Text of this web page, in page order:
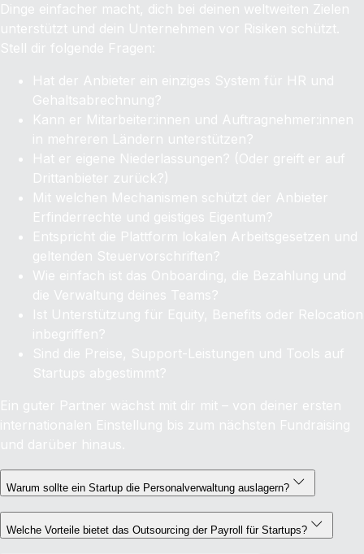
Dinge einfacher macht, dich bei deinen weltweiten Zielen
unterstützt und dein Unternehmen vor Risiken schützt.
Stell dir folgende Fragen:
Hat der Anbieter ein einziges System für HR und
Gehaltsabrechnung?
Kann er Mitarbeiter:innen und Auftragnehmer:innen
in mehreren Ländern unterstützen?
Hat er eigene Niederlassungen? (Oder greift er auf
Drittanbieter zurück?)
Mit welchen Mechanismen schützt der Anbieter
Erfinderrechte und geistiges Eigentum?
Entspricht die Plattform lokalen Arbeitsgesetzen und
geltenden Steuervorschriften?
Wie einfach ist das Onboarding, die Bezahlung und
die Verwaltung deines Teams?
Ist Unterstützung für Equity, Benefits oder Relocation
inbegriffen?
Sind die Preise, Support-Leistungen und Tools auf
Startups abgestimmt?
Ein guter Partner wächst mit dir mit – von deiner ersten
internationalen Einstellung bis zum nächsten Fundraising
und darüber hinaus.
Warum sollte ein Startup die Personalverwaltung auslagern?
Welche Vorteile bietet das Outsourcing der Payroll für Startups?